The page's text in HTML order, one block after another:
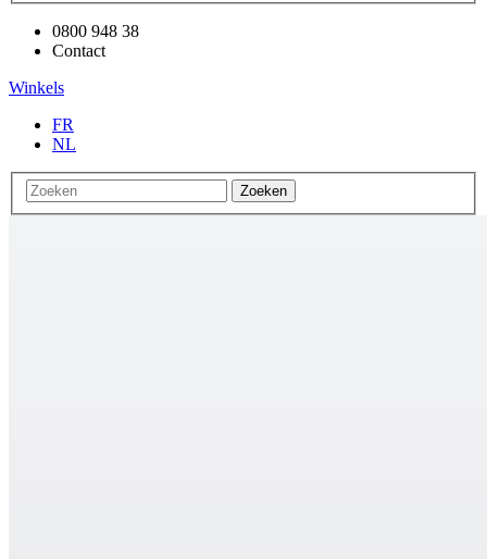
0800 948 38
Contact
Winkels
FR
NL
Zoeken